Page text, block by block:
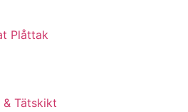
Plåttak
& Tätskikt